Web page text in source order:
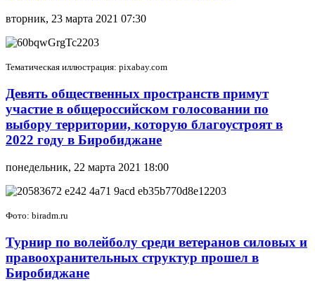
вторник, 23 марта 2021 07:30
Тематическая иллюстрация: pixabay.com
Девять общественных пространств примут
участие в общероссийском голосовании по
выбору территории, которую благоустроят в
2022 году в Биробиджане
понедельник, 22 марта 2021 18:00
Фото: biradm.ru
Турнир по волейболу среди ветеранов силовых и
правоохранительных структур прошел в
Биробиджане